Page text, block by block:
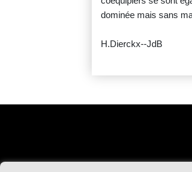
dominée mais sans
H.Dierckx--JdB